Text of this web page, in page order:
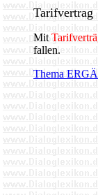
Tarifvertrag
Mit
fallen.
Thema